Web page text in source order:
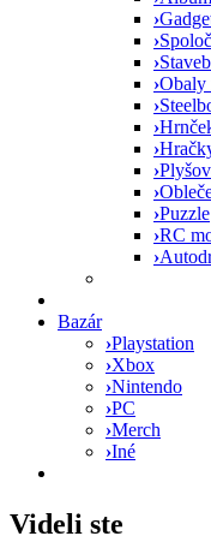
›
›
›
›Obaly
›
›
›
›
›
›Puzzle
›RC
›
Bazár
›Playstation
›Xbox
›Nintendo
›PC
›Merch
›Iné
Videli ste